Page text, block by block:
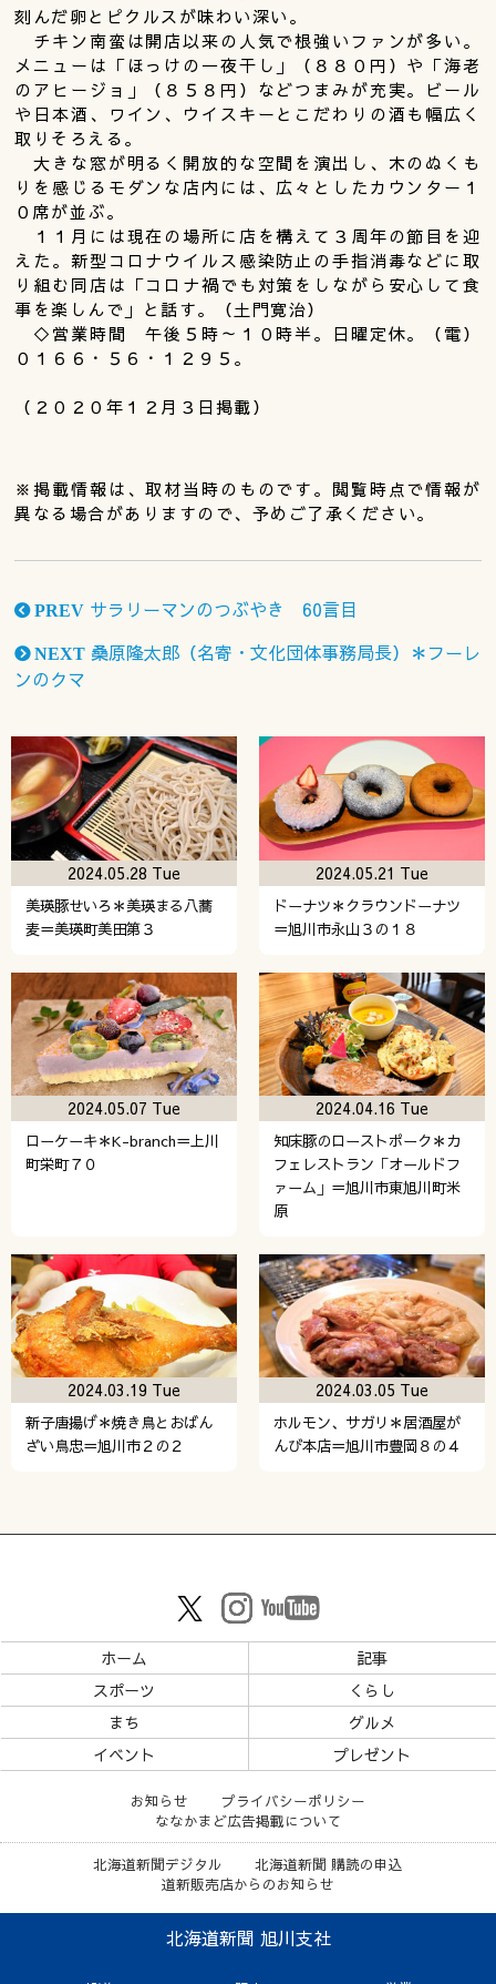
刻んだ卵とピクルスが味わい深い。
チキン南蛮は開店以来の人気で根強いファンが多い。
メニューは「ほっけの一夜干し」（８８０円）や「海老
のアヒージョ」（８５８円）などつまみが充実。ビール
や日本酒、ワイン、ウイスキーとこだわりの酒も幅広く
取りそろえる。
大きな窓が明るく開放的な空間を演出し、木のぬくも
りを感じるモダンな店内には、広々としたカウンター１
０席が並ぶ。
１１月には現在の場所に店を構えて３周年の節目を迎
えた。新型コロナウイルス感染防止の手指消毒などに取
り組む同店は「コロナ禍でも対策をしながら安心して食
事を楽しんで」と話す。（土門寛治）
◇営業時間 午後５時～１０時半。日曜定休。（電）
０１６６・５６・１２９５。
（２０２０年１２月３日掲載）
※掲載情報は、取材当時のものです。閲覧時点で情報が
異なる場合がありますので、予めご了承ください。
PREV サラリーマンのつぶやき 60言目
NEXT 桑原隆太郎（名寄・文化団体事務局長）＊フーレ
ンのクマ
美瑛豚せいろ＊美瑛まる八蕎
麦＝美瑛町美田第３
2024.05.28 Tue
ドーナツ＊クラウンドーナツ
＝旭川市永山３の１８
2024.05.21 Tue
ローケーキ＊K-branch＝上川
町栄町７０
2024.05.07 Tue
知床豚のローストポーク＊カ
フェレストラン「オールドフ
ァーム」＝旭川市東旭川町米
原
2024.04.16 Tue
新子唐揚げ＊焼き鳥とおばん
ざい鳥忠＝旭川市２の２
2024.03.19 Tue
ホルモン、サガリ＊居酒屋が
んび本店＝旭川市豊岡８の４
2024.03.05 Tue
ホーム
記事
スポーツ
くらし
まち
グルメ
イベント
プレゼント
お知らせ
プライバシーポリシー
ななかまど広告掲載について
北海道新聞デジタル
北海道新聞 購読の申込
道新販売店からのお知らせ
北海道新聞 旭川支社